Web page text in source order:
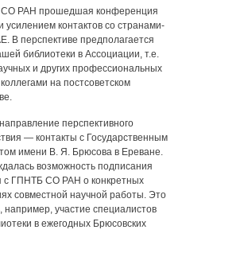
РАН прошедшая конференция
усилением контактов со странами-
В перспективе предполагается
библиотеки в Ассоциации, т.е.
и других профессиональных
коллегами на постсоветском
перспективного
— контакты с Государственным
имени В. Я. Брюсова в Ереване.
возможность подписания
с ГПНТБ СО РАН о конкретных
совместной научной работы. Это
например, участие специалистов
в ежегодных Брюсовских